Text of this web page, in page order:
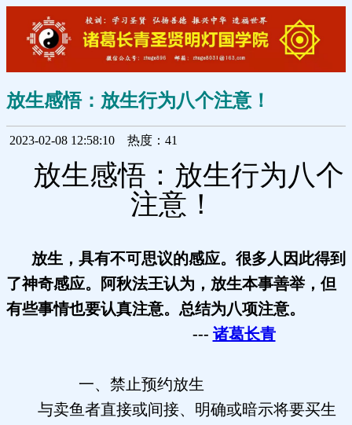
放生感悟：放生行为八个注意！
2023-02-08 12:58:10 热度：41
放生感悟：放生行为八个
注意！
放生，具有不可思议的感应。很多人因此得到
了神奇感应。阿秋法王认为，放生本事善举，但
有些事情也要认真注意。总结为八项注意。
--- 诸葛长青
一、禁止预约放生
与卖鱼者直接或间接、明确或暗示将要买生